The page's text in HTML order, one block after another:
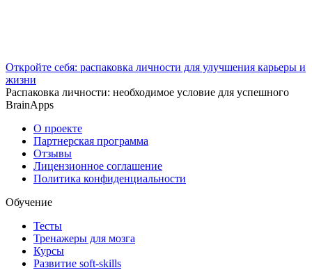
Откройте себя: распаковка личности для улучшения карьеры и
жизни
Распаковка личности: необходимое условие для успешного
BrainApps
О проекте
Партнерская программа
Отзывы
Лицензионное соглашение
Политика конфиденциальности
Обучение
Тесты
Тренажеры для мозга
Курсы
Развитие soft-skills